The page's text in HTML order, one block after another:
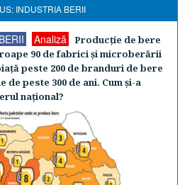
INDUSTRIA BERII
Analiză
Producţie de bere
90 de fabrici şi microberării
peste 200 de branduri de bere
de peste 300 de ani. Cum şi-a
naţional?